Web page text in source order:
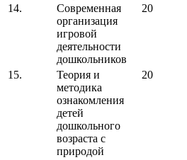
14.
Современная
организация
игровой
деятельности
дошкольников
20
15.
Теория и
методика
ознакомления
детей
дошкольного
возраста с
природой
20